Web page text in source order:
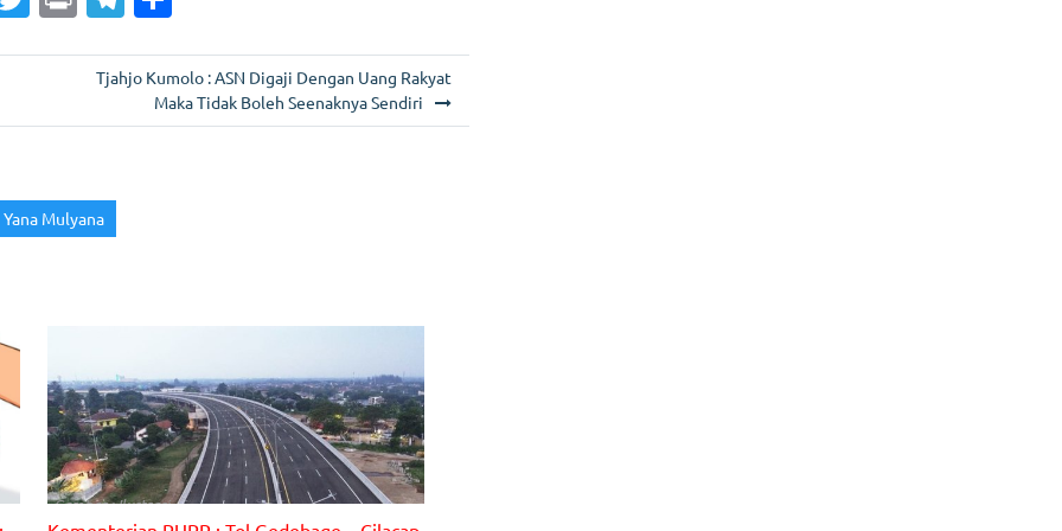
w
itt
er
in
t
el
e
gr
ar
e
Tjahjo Kumolo : ASN Digaji Dengan Uang Rakyat
Maka Tidak Boleh Seenaknya Sendiri
Yana Mulyana
Gambar : Ilustrasi